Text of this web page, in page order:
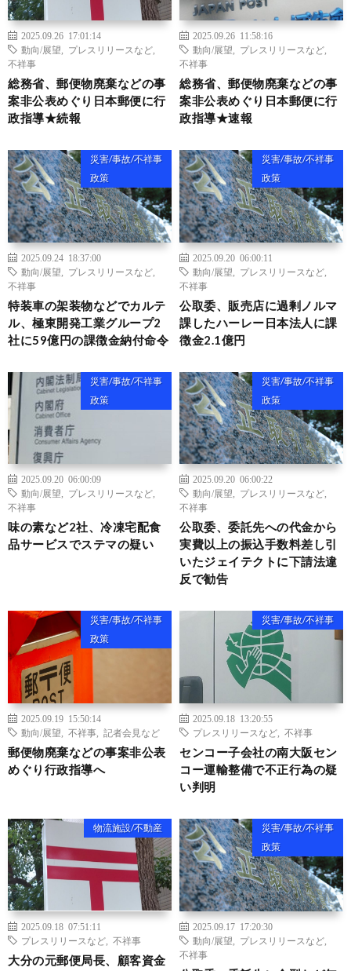
2025.09.26 17:01:14
動向/展望
プレスリリースなど
不祥事
総務省、郵便物廃棄などの事
案非公表めぐり日本郵便に行
政指導★続報
2025.09.26 11:58:16
動向/展望
プレスリリースなど
不祥事
総務省、郵便物廃棄などの事
案非公表めぐり日本郵便に行
政指導★速報
災害/事故/不祥事
政策
2025.09.24 18:37:00
動向/展望
プレスリリースなど
不祥事
特装車の架装物などでカルテ
ル、極東開発工業グループ2
社に59億円の課徴金納付命令
災害/事故/不祥事
政策
2025.09.20 06:00:11
動向/展望
プレスリリースなど
不祥事
公取委、販売店に過剰ノルマ
課したハーレー日本法人に課
徴金2.1億円
災害/事故/不祥事
政策
2025.09.20 06:00:09
動向/展望
プレスリリースなど
不祥事
味の素など2社、冷凍宅配食
品サービスでステマの疑い
災害/事故/不祥事
政策
2025.09.20 06:00:22
動向/展望
プレスリリースなど
不祥事
公取委、委託先への代金から
実費以上の振込手数料差し引
いたジェイテクトに下請法違
反で勧告
災害/事故/不祥事
政策
2025.09.19 15:50:14
動向/展望
不祥事 記者会見など
郵便物廃棄などの事案非公表
めぐり行政指導へ
災害/事故/不祥事
2025.09.18 13:20:55
プレスリリースなど
不祥事
センコー子会社の南大阪セン
コー運輸整備で不正行為の疑
い判明
物流施設/不動産
2025.09.18 07:51:11
プレスリリースなど
不祥事
大分の元郵便局長、顧客資金
災害/事故/不祥事
政策
2025.09.17 17:20:30
動向/展望
プレスリリースなど
不祥事